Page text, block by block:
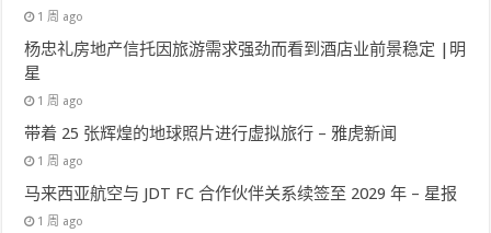
1 周 ago
杨忠礼房地产信托因旅游需求强劲而看到酒店业前景稳定 |明
星
1 周 ago
带着 25 张辉煌的地球照片进行虚拟旅行 – 雅虎新闻
1 周 ago
马来西亚航空与 JDT FC 合作伙伴关系续签至 2029 年 – 星报
1 周 ago